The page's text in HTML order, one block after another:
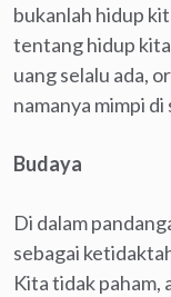
bukanlah hidup
tentang hidup
uang selalu ada,
namanya mimpi
Budaya
Di dalam
sebagai
Kita tidak paham,